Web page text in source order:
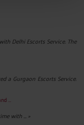
Delhi Escorts Service. The
a Gurgaon Escorts Service.
...
with ... »